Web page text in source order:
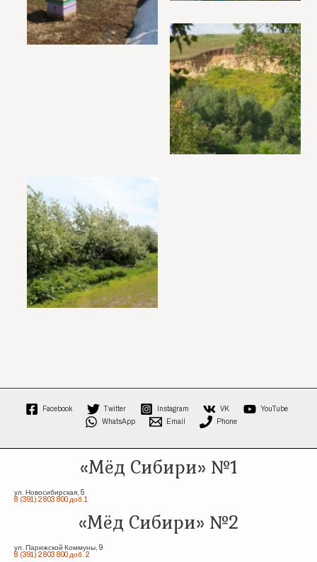
Facebook Twitter Instagram VK
YouTube
WhatsApp
Email Phone
«Мёд Сибири» №1
ул. Новосибирская, 5
8 (391) 2 803 800 доб.1
«Мёд Сибири» №2
ул. Парижской Коммуны, 9
8 (391) 2 803 800 доб. 2